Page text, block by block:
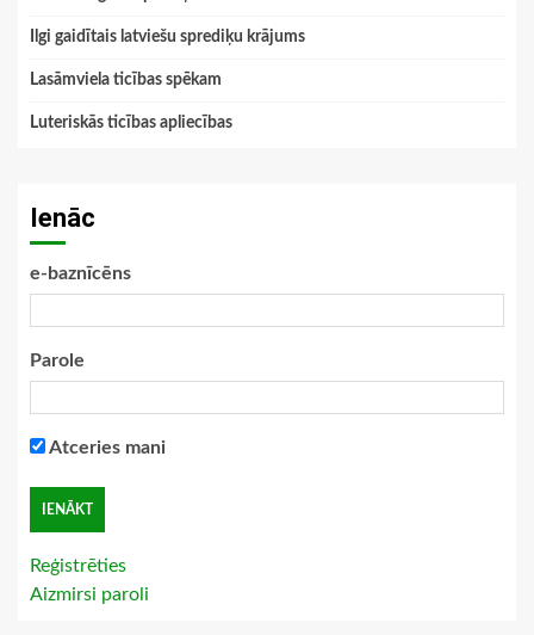
Ilgi gaidītais latviešu sprediķu krājums
Lasāmviela ticības spēkam
Luteriskās ticības apliecības
Ienāc
e-baznīcēns
Parole
Atceries mani
Reģistrēties
Aizmirsi paroli